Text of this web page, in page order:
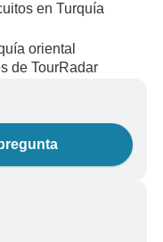
en Turquía
oriental
de TourRadar